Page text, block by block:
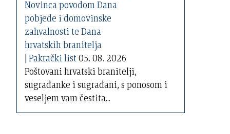
|Pakrački list05. 08. 2026
Poštovani hrvatski branitelji,
sugrađanke i sugrađani, s ponosom i
veseljem vam čestita...